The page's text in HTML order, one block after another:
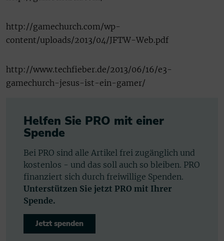
http://gamechurch.com/wp-
content/uploads/2013/04/JFTW-Web.pdf
http://www.techfieber.de/2013/06/16/e3-
gamechurch-jesus-ist-ein-gamer/
Helfen Sie PRO mit einer
Spende
Bei PRO sind alle Artikel frei zugänglich und
kostenlos - und das soll auch so bleiben. PRO
finanziert sich durch freiwillige Spenden.
Unterstützen Sie jetzt PRO mit Ihrer
Spende.
Jetzt spenden